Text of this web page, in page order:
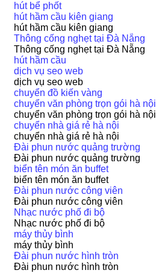
hút bể phốt
hút hầm cầu kiên giang
hút hầm cầu kiên giang
Thông cống nghẹt tại Đà Nẵng
Thông cống nghẹt tại Đà Nẵng
hút hầm cầu
dịch vụ seo web
dịch vụ seo web
chuyển đồ kiến vàng
chuyển văn phòng trọn gói hà nội
chuyển văn phòng trọn gói hà nội
chuyển nhà giá rẻ hà nội
chuyển nhà giá rẻ hà nội
Đài phun nước quảng trường
Đài phun nước quảng trường
biển tên món ăn buffet
biển tên món ăn buffet
Đài phun nước công viên
Đài phun nước công viên
Nhạc nước phố đi bộ
Nhạc nước phố đi bộ
máy thủy bình
máy thủy bình
Đài phun nước hình tròn
Đài phun nước hình tròn